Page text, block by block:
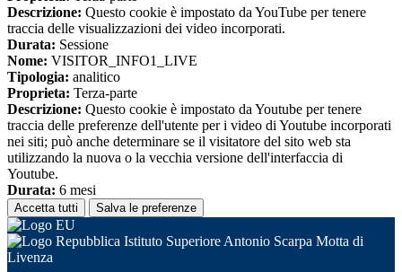
Descrizione: Questo cookie è impostato da YouTube per tenere
traccia delle visualizzazioni dei video incorporati.
Durata: Sessione
Nome: VISITOR_INFO1_LIVE
Tipologia: analitico
Proprieta: Terza-parte
Descrizione: Questo cookie è impostato da Youtube per tenere
traccia delle preferenze dell'utente per i video di Youtube incorporati
nei siti; può anche determinare se il visitatore del sito web sta
utilizzando la nuova o la vecchia versione dell'interfaccia di
Youtube.
Durata: 6 mesi
Accetta tutti Salva le preferenze
Istituto Superiore Antonio Scarpa Motta di
Livenza